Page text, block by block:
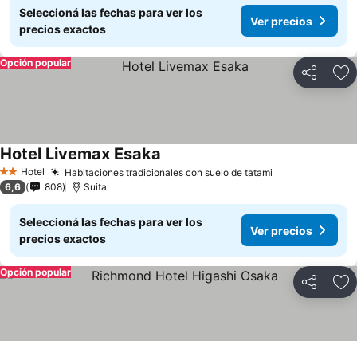
Seleccioná las fechas para ver los
precios exactos
Ver precios
Compartir
Opción popular
2 Estrellas
Hotel Habitaciones tradicionales con suelo de tatami
Hotel Livemax Esaka
6,6 808 Suita
Seleccioná las fechas para ver los
precios exactos
Ver precios
Compartir
Opción popular